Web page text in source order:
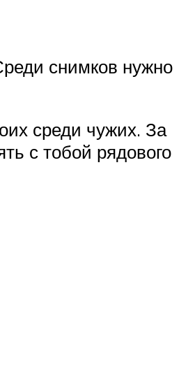
снимков нужно
среди чужих. За
с тобой рядового